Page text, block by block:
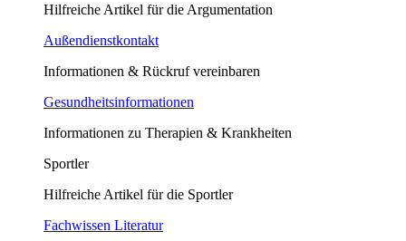
Hilfreiche Artikel für die Argumentation
Außendienstkontakt
Informationen & Rückruf vereinbaren
Gesundheitsinformationen
Informationen zu Therapien & Krankheiten
Sportler
Hilfreiche Artikel für die Sportler
Fachwissen Literatur